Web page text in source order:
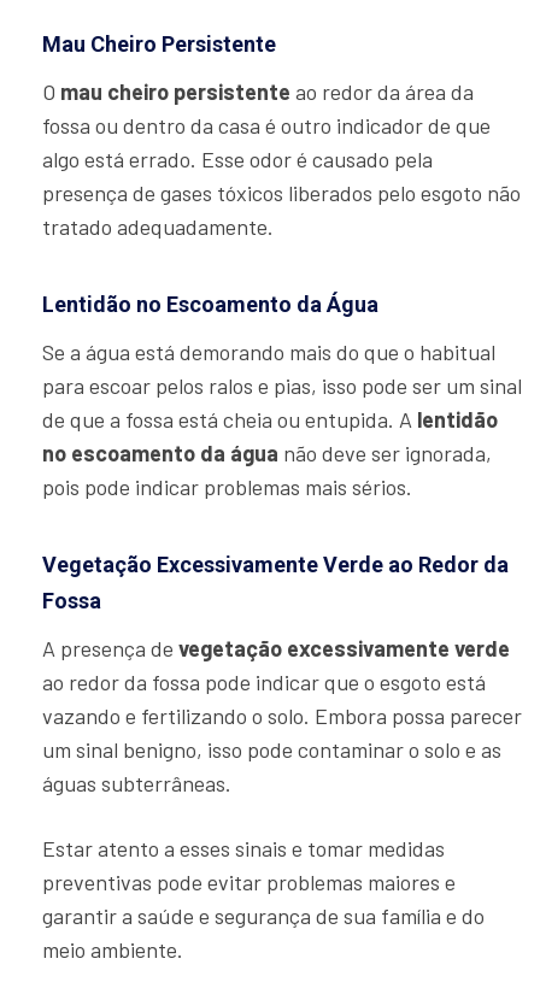
Mau Cheiro Persistente
O mau cheiro persistente ao redor da área da
fossa ou dentro da casa é outro indicador de que
algo está errado. Esse odor é causado pela
presença de gases tóxicos liberados pelo esgoto não
tratado adequadamente.
Lentidão no Escoamento da Água
Se a água está demorando mais do que o habitual
para escoar pelos ralos e pias, isso pode ser um sinal
de que a fossa está cheia ou entupida. A lentidão
no escoamento da água não deve ser ignorada,
pois pode indicar problemas mais sérios.
Vegetação Excessivamente Verde ao Redor da
Fossa
A presença de vegetação excessivamente verde
ao redor da fossa pode indicar que o esgoto está
vazando e fertilizando o solo. Embora possa parecer
um sinal benigno, isso pode contaminar o solo e as
águas subterrâneas.
Estar atento a esses sinais e tomar medidas
preventivas pode evitar problemas maiores e
garantir a saúde e segurança de sua família e do
meio ambiente.